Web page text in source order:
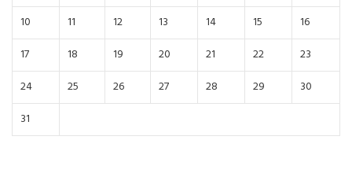
10
11 12 13 14 15
16
17
18 19 20 21 22
23
24
25 26 27 28 29
30
31